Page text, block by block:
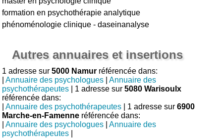
formation en psychothérapie analytique
phénoménologie clinique - daseinanalyse
Autres annuaires et insertions
1 adresse sur5000 Namur référencée dans:
|Annuaire des psychologues |Annuaire des
psychothérapeutes | 1 adresse sur5080 Warisoulx
référencée dans:
|Annuaire des psychothérapeutes | 1 adresse sur6900
Marche-en-Famenne référencée dans:
|Annuaire des psychologues |Annuaire des
psychothérapeutes